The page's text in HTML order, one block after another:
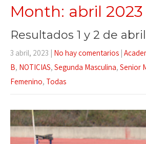
Month: abril 2023
Resultados 1 y 2 de abril
3 abril, 2023 | No hay comentarios |
B, NOTICIAS, Segunda Masculina, Senior
Femenino, Todas